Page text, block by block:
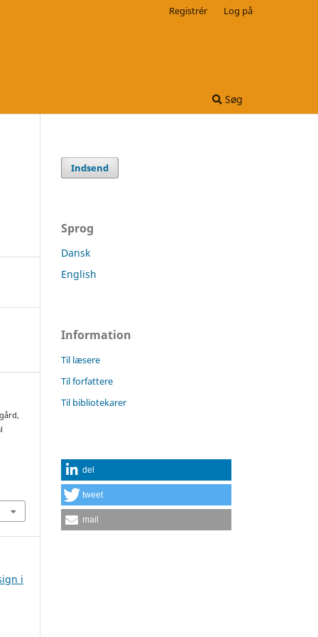
Søg
Registrér Log på
i
Indsend
Sprog
Dansk
English
Information
Til læsere
Til forfattere
Til bibliotekarer
del
tweet
mail